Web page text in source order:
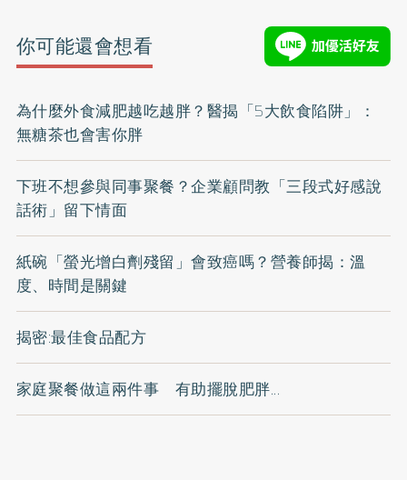
你可能還會想看
為什麼外食減肥越吃越胖？醫揭「5大飲食陷阱」：
無糖茶也會害你胖
下班不想參與同事聚餐？企業顧問教「三段式好感說
話術」留下情面
紙碗「螢光增白劑殘留」會致癌嗎？營養師揭：溫
度、時間是關鍵
揭密:最佳食品配方
家庭聚餐做這兩件事 有助擺脫肥胖...